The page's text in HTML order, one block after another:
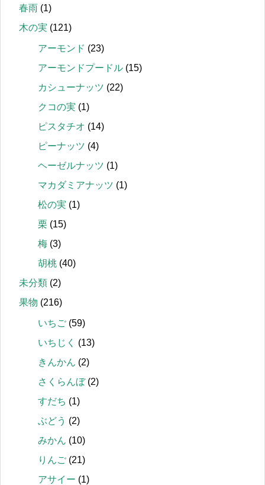
春雨 (1)
木の実 (121)
アーモンド (23)
アーモンドプードル (15)
カシューナッツ (22)
クコの実 (1)
ピスタチオ (14)
ピーナッツ (4)
ヘーゼルナッツ (1)
マカダミアナッツ (1)
松の実 (1)
栗 (15)
梅 (3)
胡桃 (40)
未分類 (2)
果物 (216)
いちご (59)
いちじく
(13)
きんかん (2)
さくらんぼ(2)
すだち (1)
ぶどう (2)
みかん (10)
りんご (21)
アサイー (1)